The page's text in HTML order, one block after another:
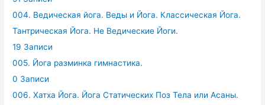
004. Ведическая йога. Веды и Йога. Классическая Йога.
Тантрическая Йога. Не Ведические Йоги.
19 Записи
005. Йога разминка гимнастика.
0 Записи
006. Хатха Йога. Йога Статических Поз Тела или Асаны.